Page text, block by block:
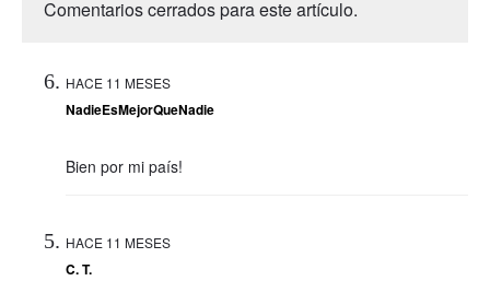
Comentarios cerrados para este artículo.
HACE 11 MESES
NadieEsMejorQueNadie
Bien por mi país!
HACE 11 MESES
C. T.